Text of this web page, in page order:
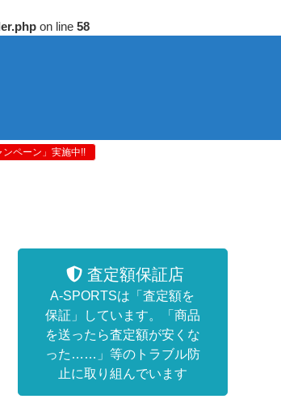
on line 58
ペーン」実施中!!
査定額保証店
A-SPORTSは「査定額を
保証」しています。「商品
を送ったら査定額が安くな
った……」等のトラブル防
止に取り組んでいます